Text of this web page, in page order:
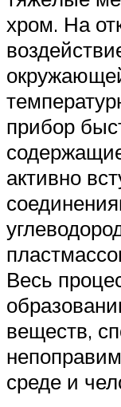
хром. На
прибор
активно
Весь
веществ,
среде и